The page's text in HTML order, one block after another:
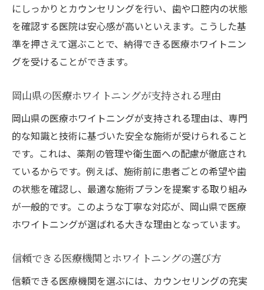
医療ホワイトニング後も美しさを保つケアのコ
ツ
医療ホワイトニング後に白さを保つケア方
法
イント
施術後の医療ホワイトニング効果を持続さ
せるコツ
岡山県で受ける医療ホワイトニングと日常
ケア
医療ホワイトニング後の正しいセルフケア
習慣
ア方法
にしっかりとカウンセリングを行い、歯や口腔内の状態
を確認する医院は安心感が高いといえます。こうした基
準を押さえて選ぶことで、納得できる医療ホワイトニン
グを受けることができます。
岡山県の医療ホワイトニングが支持される理由
岡山県の医療ホワイトニングが支持される理由は、専門
的な知識と技術に基づいた安全な施術が受けられること
です。これは、薬剤の管理や衛生面への配慮が徹底され
ているからです。例えば、施術前に患者ごとの希望や歯
の状態を確認し、最適な施術プランを提案する取り組み
が一般的です。このような丁寧な対応が、岡山県で医療
ホワイトニングが選ばれる大きな理由となっています。
信頼できる医療機関とホワイトニングの選び方
信頼できる医療機関を選ぶには、カウンセリングの充実